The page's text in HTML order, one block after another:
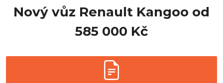
Nový vůz Renault Kangoo od
585 000 Kč